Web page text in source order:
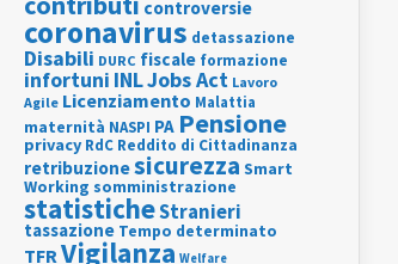
controversie
coronavirus detassazione
Disabili DURC fiscale formazione
infortuni INLJobs Act Lavoro
Agile Licenziamento Malattia
maternità NASPI PA Pensione
privacy RdC Reddito di Cittadinanza
retribuzionesicurezza Smart
Working somministrazione
statisticheStranieri
tassazione Tempo determinato
TFRVigilanza Welfare